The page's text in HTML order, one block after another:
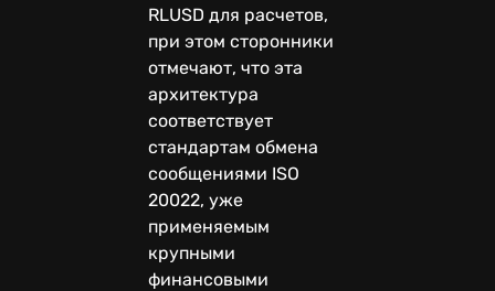
RLUSD для расчетов,
при этом сторонники
отмечают, что эта
архитектура
соответствует
стандартам обмена
сообщениями ISO
20022, уже
применяемым
крупными
финансовыми